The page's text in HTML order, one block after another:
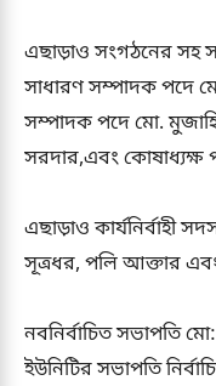
এছাড়াও সংগঠনের সহ
সাধারণ সম্পাদক পদে
সম্পাদক পদে মো.
সরদার,এবং কোষাধ্যক্ষ
এছাড়াও কার্যনির্বাহী
সূত্রধর, পলি আক্তার
নবনির্বাচিত সভাপতি
ইউনিটির সভাপতি